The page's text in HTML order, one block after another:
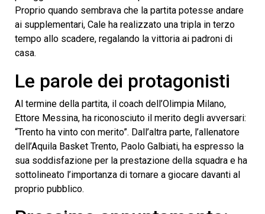
Proprio quando sembrava che la partita potesse andare
ai supplementari, Cale ha realizzato una tripla in terzo
tempo allo scadere, regalando la vittoria ai padroni di
casa.
Le parole dei protagonisti
Al termine della partita, il coach dell’Olimpia Milano,
Ettore Messina, ha riconosciuto il merito degli avversari:
“Trento ha vinto con merito”. Dall’altra parte, l’allenatore
dell’Aquila Basket Trento, Paolo Galbiati, ha espresso la
sua soddisfazione per la prestazione della squadra e ha
sottolineato l’importanza di tornare a giocare davanti al
proprio pubblico.